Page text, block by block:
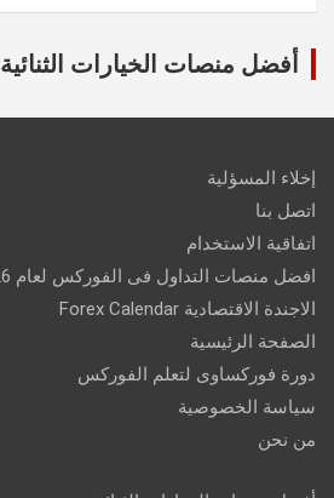
أفضل منصات الخيارات الثنائية
إخلاء المسؤلية
اتصل بنا
اتفاقية الاستخدام
افضل منصات التداول فى الفوركس لعام 2026
الاجندة الاقتصادية Forex Calendar
الصفحة الرئيسية
دورة فوركساوى لتعلم الفوركس
سياسة الخصوصية
من نحن